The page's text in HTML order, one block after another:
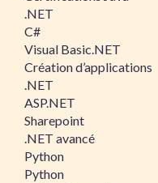
.NET
C#
Visual Basic.NET
Création d’applications
.NET
ASP.NET
Sharepoint
.NET avancé
Python
Python